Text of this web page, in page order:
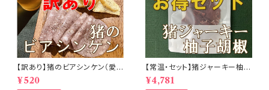
【訳あり】猪のビアシンケン（愛
媛）【冷凍】【初心者向】
¥520
【常温・セット】猪ジャーキー柚子
胡椒20g(愛媛)×8個【初心者
向】
¥4,781